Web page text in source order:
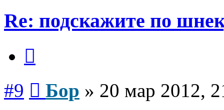
Re: подскажите по
#9 Бор » 20 мар 2012,